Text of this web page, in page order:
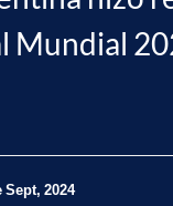
Mundial
2024